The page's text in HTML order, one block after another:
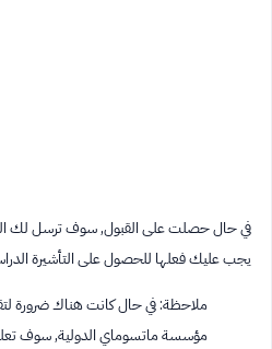
في حال حصلت على القبول, سوف ترسل لك
يجب عليك فعلها للحصول على التأشيرة
ملاحظة: في حال كانت هناك ضرورة
مؤسسة ماتسوماي الدولية, سوف